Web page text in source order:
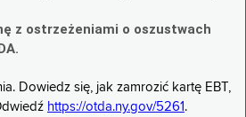
z ostrzeżeniami o oszustwach
Dowiedz się, jak zamrozić kartę EBT,
https://otda.ny.gov/5261 .